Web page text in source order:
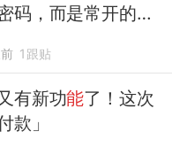
码，而是常开的自
1 跟贴
有新功能了！这次
款」